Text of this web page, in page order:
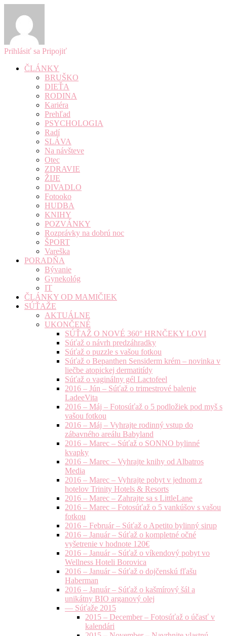
Prihlásiť sa Pripojiť
ČLÁNKY
BRUŠKO
DIEŤA
RODINA
Kariéra
Prehľad
PSYCHOLOGIA
Radí
SLÁVA
Na návšteve
Otec
ZDRAVIE
ŽIJE
DIVADLO
Fotooko
HUDBA
KNIHY
POZVÁNKY
Rozprávky na dobrú noc
ŠPORT
Vareška
PORADŇA
Bývanie
Gynekológ
IT
ČLÁNKY OD MAMIČIEK
SÚŤAŽE
AKTUÁLNE
UKONČENÉ
SÚŤAŽ O NOVÉ 360° HRNČEKY LOVI
Súťaž o návrh predzáhradky
Súťaž o puzzle s vašou fotkou
Súťaž o Bepanthen Sensiderm krém – novinka v
liečbe atopickej dermatitídy
Súťaž o vaginálny gél Lactofeel
2016 – Jún – Súťaž o trimestrové balenie
LadeeVita
2016 – Máj – Fotosúťaž o 5 podložiek pod myš s
vašou fotkou
2016 – Máj – Vyhrajte rodinný vstup do
zábavného areálu Babyland
2016 – Marec – Súťaž o SONNO bylinné
kvapky
2016 – Marec – Vyhrajte knihy od Albatros
Media
2016 – Marec – Vyhrajte pobyt v jednom z
hotelov Trinity Hotels & Resorts
2016 – Marec – Zahrajte sa s LittleLane
2016 – Marec – Fotosúťaž o 5 vankúšov s vašou
fotkou
2016 – Február – Súťaž o Apetito bylinný sirup
2016 – Január – Súťaž o kompletné očné
vyšetrenie v hodnote 120€
2016 – Január – Súťaž o víkendový pobyt vo
Wellness Hoteli Borovica
2016 – Január – Súťaž o dojčenskú fľašu
Haberman
2016 – Január – Súťaž o kašmírový šál a
unikátny BIO arganový olej
— Súťaže 2015
2015 – December – Fotosúťaž o účasť v
kalendári